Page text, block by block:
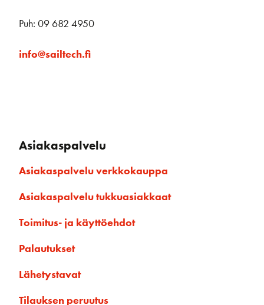
Puh: 09 682 4950
info@sailtech.fi
Asiakaspalvelu
Asiakaspalvelu verkkokauppa
Asiakaspalvelu tukkuasiakkaat
Toimitus- ja käyttöehdot
Palautukset
Lähetystavat
Tilauksen peruutus